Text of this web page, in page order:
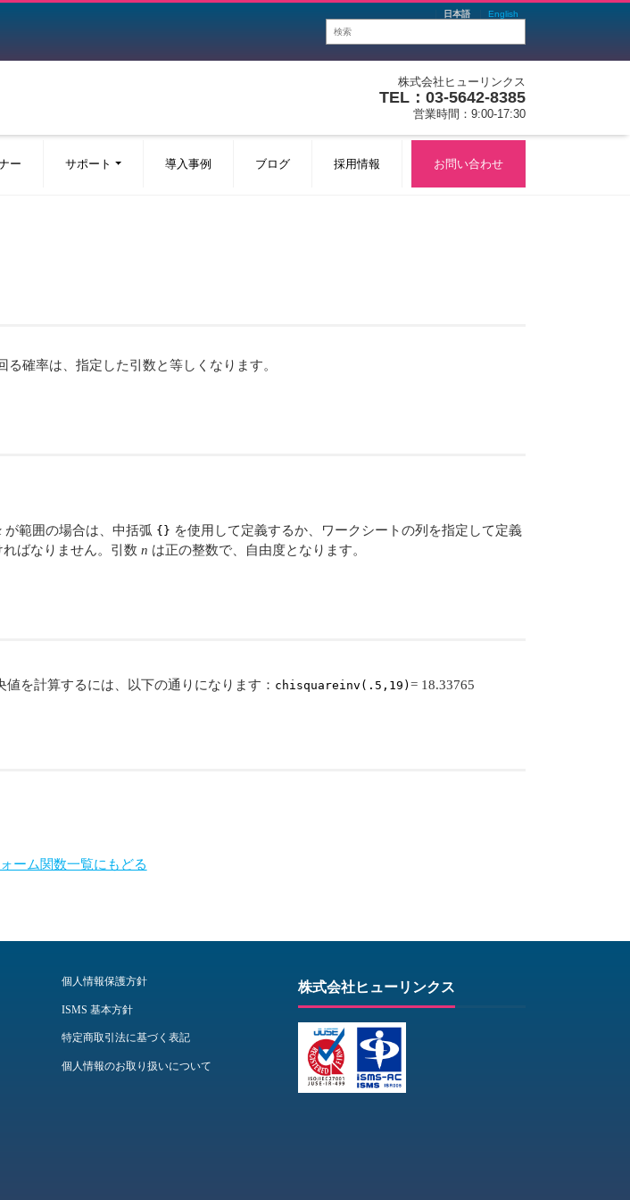
日本語 English
株式会社ヒューリンクス
TEL：03-5642-8385
営業時間：9:00-17:30
ー サポート 導入事例 ブログ 採用情報 お問い合わせ
確率は、指定した引数と等しくなります。
が範囲の場合は、中括弧 {} を使用して定義するか、ワークシートの列を指定して定義
ればなりません。引数n は正の整数で、自由度となります。
値を計算するには、以下の通りになります： chisquareinv(.5,19) = 18.33765
ーム関数一覧にもどる
個人情報保護方針
ISMS 基本方針
特定商取引法に基づく表記
個人情報のお取り扱いについて
株式会社ヒューリンクス